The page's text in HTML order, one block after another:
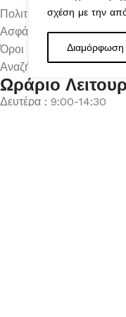
σχέση με την
Διαμόρφωση
Πολιτική Επιστροφών
Ασφάλεια Συναλλαγών
Όροι & Προϋποθέσεις
Αναζήτηση Αποστολής
Ωράριο
Δευτέρα : 9:00-14:30